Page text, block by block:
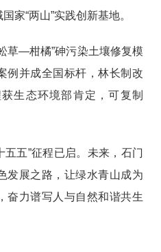
家“两山”实践创新基地。
草—柑橘”砷污染土壤修复模
例并成全国标杆，林长制改
生态环境部肯定，可复制
五五”征程已启。未来，石门
发展之路，让绿水青山成为
奋力谱写人与自然和谐共生